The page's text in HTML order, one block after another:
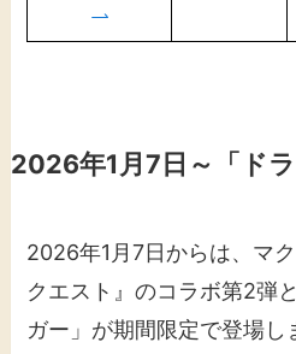
2026年1月7日～「ドラ
2026年1月7日からは、マ
クエスト』のコラボ第2弾
ガー」が期間限定で登場し